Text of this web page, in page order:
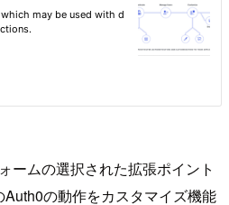
ームの選択された拡張ポイント
の動作をカスタマイズ機能